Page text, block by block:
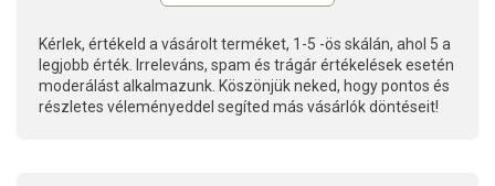
Kérlek, értékeld a vásárolt terméket, 1-5 -ös skálán, ahol 5 a
legjobb érték. Irreleváns, spam és trágár értékelések esetén
moderálást alkalmazunk. Köszönjük neked, hogy pontos és
részletes véleményeddel segíted más vásárlók döntéseit!